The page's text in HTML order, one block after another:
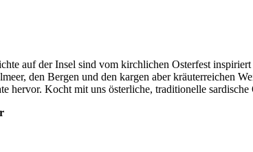
auf der Insel sind vom kirchlichen Osterfest
den Bergen und den kargen aber kräuterreichen
hervor. Kocht mit uns österliche, traditionelle